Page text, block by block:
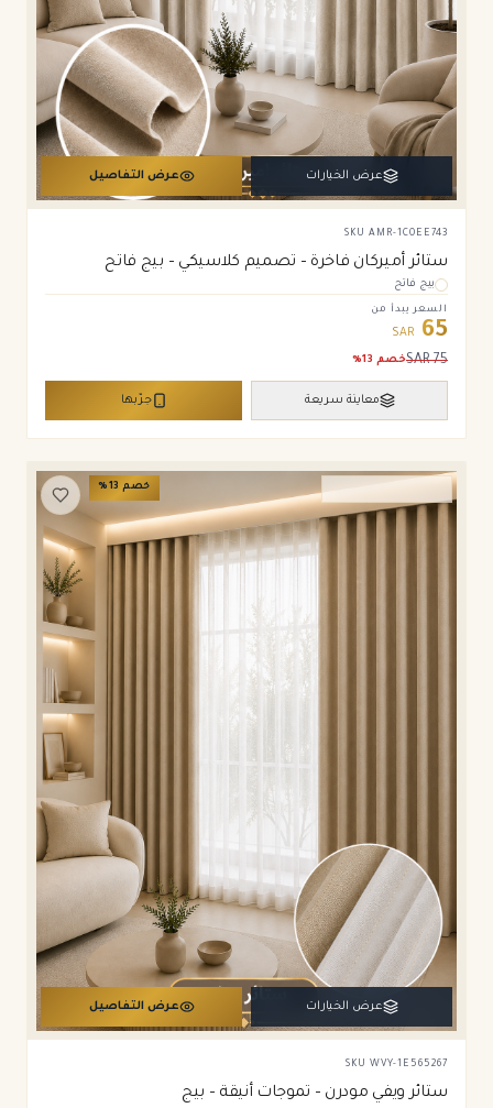
عرض الخيارات عرض التفاصيل
SKU AMR-1C0EE743
ستائر أميركان فاخرة – تصميم كلاسيكي – بيج فاتح
بيج فاتح
السعر يبدأ من
65
SAR
75
SARخصم 13
%
معاينة سريعة جرّبها
خصم 13
%
عرض الخيارات عرض التفاصيل
SKU WVY-1E565267
ستائر ويفي مودرن – تموجات أنيقة – بيج